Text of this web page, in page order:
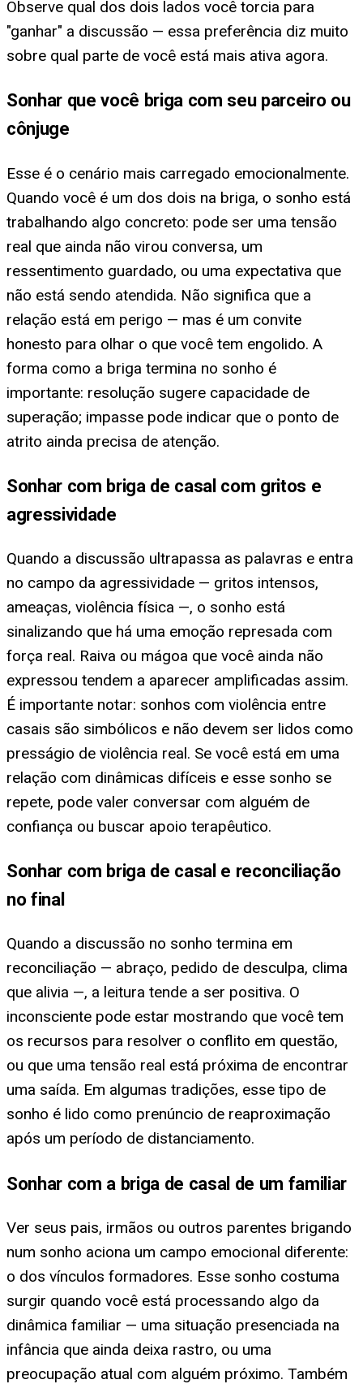
Observe qual dos dois lados você torcia para
"ganhar" a discussão — essa preferência diz muito
sobre qual parte de você está mais ativa agora.
Sonhar que você briga com seu parceiro ou
cônjuge
Esse é o cenário mais carregado emocionalmente.
Quando você é um dos dois na briga, o sonho está
trabalhando algo concreto: pode ser uma tensão
real que ainda não virou conversa, um
ressentimento guardado, ou uma expectativa que
não está sendo atendida. Não significa que a
relação está em perigo — mas é um convite
honesto para olhar o que você tem engolido. A
forma como a briga termina no sonho é
importante: resolução sugere capacidade de
superação; impasse pode indicar que o ponto de
atrito ainda precisa de atenção.
Sonhar com briga de casal com gritos e
agressividade
Quando a discussão ultrapassa as palavras e entra
no campo da agressividade — gritos intensos,
ameaças, violência física —, o sonho está
sinalizando que há uma emoção represada com
força real. Raiva ou mágoa que você ainda não
expressou tendem a aparecer amplificadas assim.
É importante notar: sonhos com violência entre
casais são simbólicos e não devem ser lidos como
presságio de violência real. Se você está em uma
relação com dinâmicas difíceis e esse sonho se
repete, pode valer conversar com alguém de
confiança ou buscar apoio terapêutico.
Sonhar com briga de casal e reconciliação
no final
Quando a discussão no sonho termina em
reconciliação — abraço, pedido de desculpa, clima
que alivia —, a leitura tende a ser positiva. O
inconsciente pode estar mostrando que você tem
os recursos para resolver o conflito em questão,
ou que uma tensão real está próxima de encontrar
uma saída. Em algumas tradições, esse tipo de
sonho é lido como prenúncio de reaproximação
após um período de distanciamento.
Sonhar com a briga de casal de um familiar
Ver seus pais, irmãos ou outros parentes brigando
num sonho aciona um campo emocional diferente:
o dos vínculos formadores. Esse sonho costuma
surgir quando você está processando algo da
dinâmica familiar — uma situação presenciada na
infância que ainda deixa rastro, ou uma
preocupação atual com alguém próximo. Também